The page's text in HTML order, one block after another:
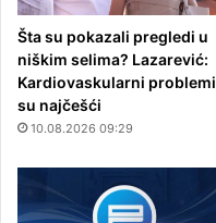
Šta su pokazali pregledi u
niškim selima? Lazarević:
Kardiovaskularni problemi
su najčešći
10.08.2026 09:29